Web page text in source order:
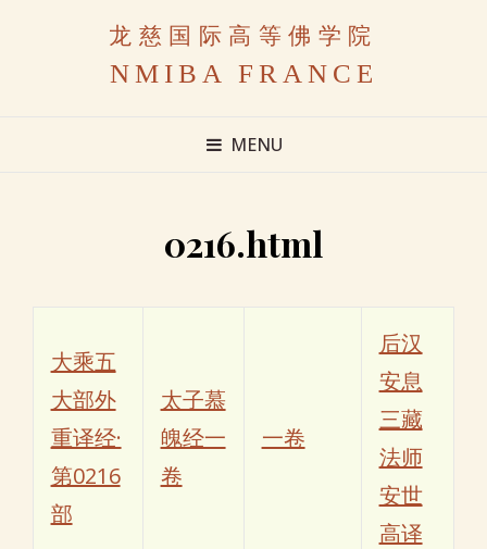
龙慈国际高等佛学院
NMIBA FRANCE
MENU
0216.html
大乘五
大部外
重译经·
第0216
部
太子慕
魄经一
卷
一卷
后汉
安息
三藏
法师
安世
高译